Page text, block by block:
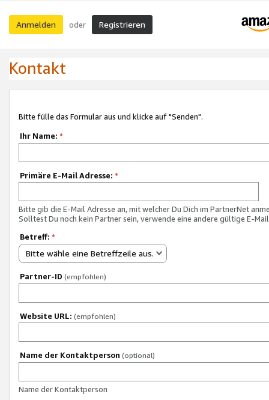
Anmelden oder Registrieren
Kontakt
Bitte fülle das Formular aus und klicke auf "Senden".
Ihr Name: *
Primäre E-Mail Adresse: *
Bitte gib die E-Mail Adresse an, mit welcher Du Dich im PartnerNet
Solltest Du noch kein Partner sein, verwende eine andere gültige E-
Betreff: *
Bitte wähle eine Betreffzeile aus.
Partner-ID (empfohlen)
Website URL: (empfohlen)
Name der Kontaktperson (optional)
Name der Kontaktperson